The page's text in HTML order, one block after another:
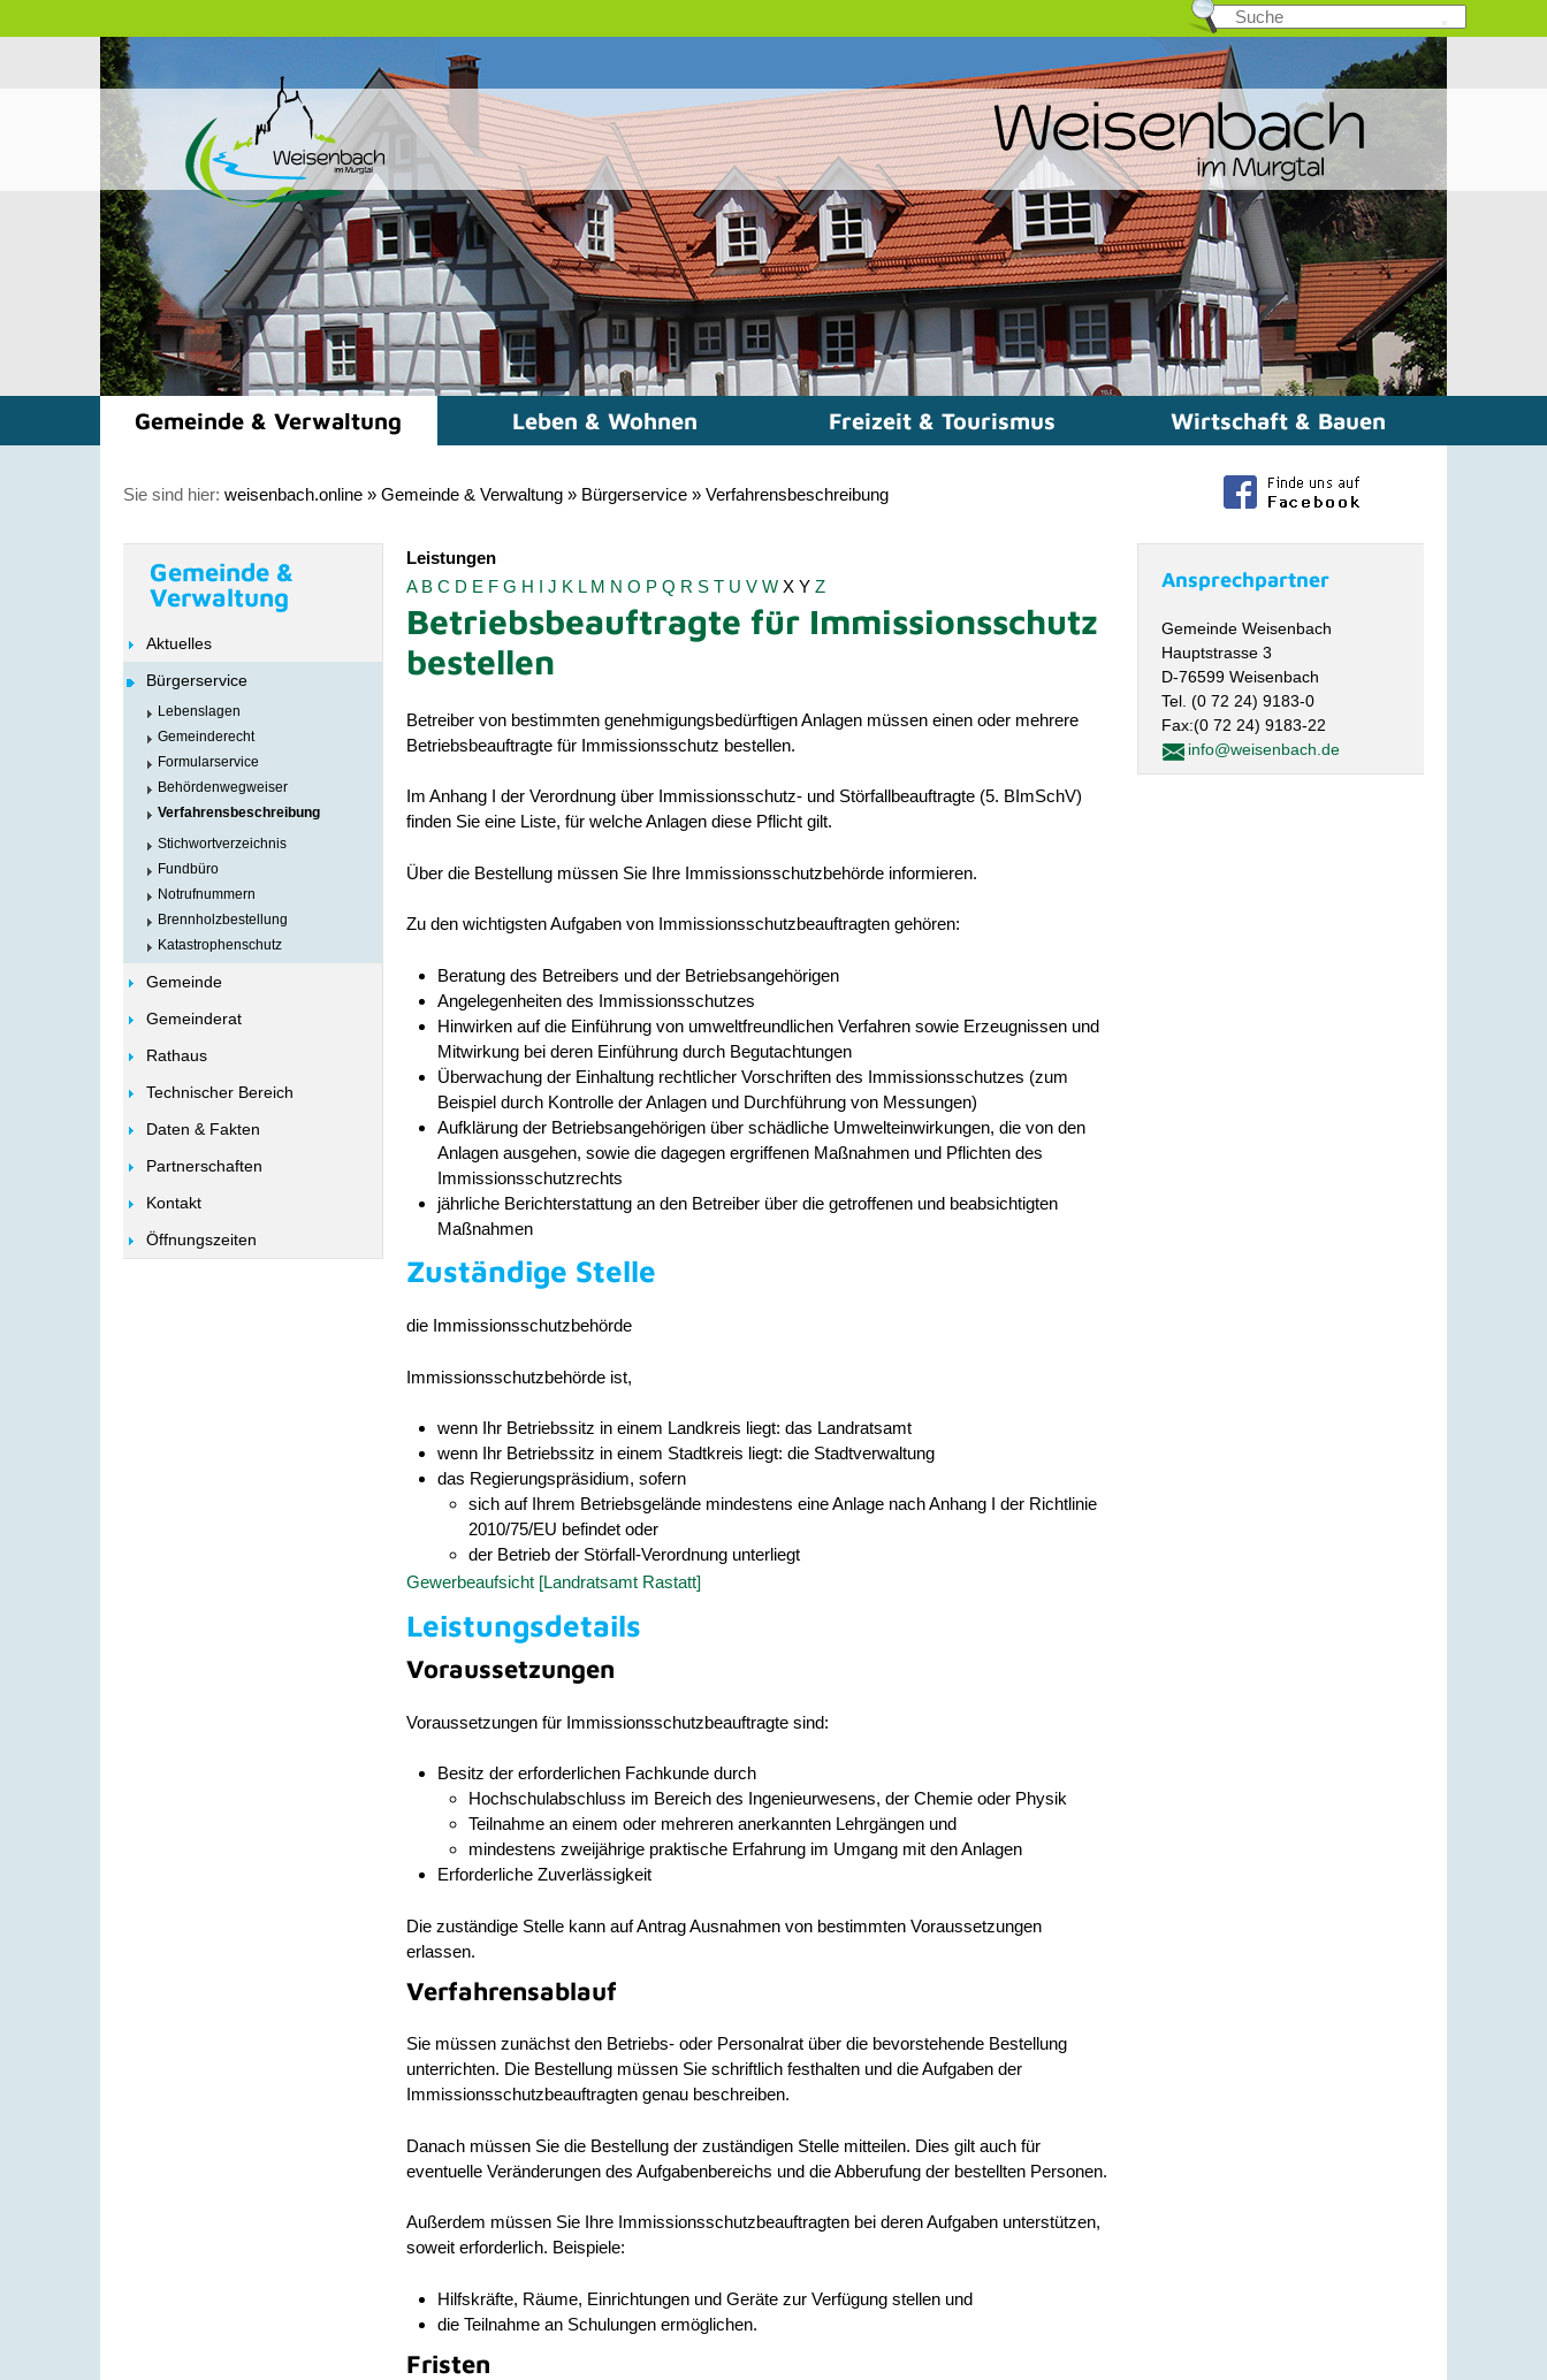
Gemeinde & Verwaltung Leben & Wohnen Freizeit & Tourismus Wirtschaft & Bauen
Sie sind hier: weisenbach.online » Gemeinde & Verwaltung » Bürgerservice » Verfahrensbeschreibung
Gemeinde &
Verwaltung
Aktuelles
Bürgerservice
Lebenslagen
Gemeinderecht
Formularservice
Behördenwegweiser
Verfahrensbeschreibung
Stichwortverzeichnis
Fundbüro
Notrufnummern
Brennholzbestellung
Katastrophenschutz
Gemeinde
Gemeinderat
Rathaus
Technischer Bereich
Daten & Fakten
Partnerschaften
Kontakt
Öffnungszeiten
Leistungen
A B C D E F G H I J K L M N O P Q R S T U V W X Y Z
Betriebsbeauftragte für Immissionsschutz
bestellen
Betreiber von bestimmten genehmigungsbedürftigen Anlagen müssen einen oder mehrere
Betriebsbeauftragte für Immissionsschutz bestellen.
Im Anhang I der Verordnung über Immissionsschutz- und Störfallbeauftragte (5. BImSchV)
finden Sie eine Liste, für welche Anlagen diese Pflicht gilt.
Über die Bestellung müssen Sie Ihre Immissionsschutzbehörde informieren.
Zu den wichtigsten Aufgaben von Immissionsschutzbeauftragten gehören:
Beratung des Betreibers und der Betriebsangehörigen
Angelegenheiten des Immissionsschutzes
Hinwirken auf die Einführung von umweltfreundlichen Verfahren sowie Erzeugnissen und
Mitwirkung bei deren Einführung durch Begutachtungen
Überwachung der Einhaltung rechtlicher Vorschriften des Immissionsschutzes (zum
Beispiel durch Kontrolle der Anlagen und Durchführung von Messungen)
Aufklärung der Betriebsangehörigen über schädliche Umwelteinwirkungen, die von den
Anlagen ausgehen, sowie die dagegen ergriffenen Maßnahmen und Pflichten des
Immissionsschutzrechts
jährliche Berichterstattung an den Betreiber über die getroffenen und beabsichtigten
Maßnahmen
Zuständige Stelle
die Immissionsschutzbehörde
Immissionsschutzbehörde ist,
wenn Ihr Betriebssitz in einem Landkreis liegt: das Landratsamt
wenn Ihr Betriebssitz in einem Stadtkreis liegt: die Stadtverwaltung
das Regierungspräsidium, sofern
sich auf Ihrem Betriebsgelände mindestens eine Anlage nach Anhang I der Richtlinie
2010/75/EU befindet oder
der Betrieb der Störfall-Verordnung unterliegt
Gewerbeaufsicht [Landratsamt Rastatt]
Leistungsdetails
Voraussetzungen
Voraussetzungen für Immissionsschutzbeauftragte sind:
Besitz der erforderlichen Fachkunde durch
Hochschulabschluss im Bereich des Ingenieurwesens, der Chemie oder Physik
Teilnahme an einem oder mehreren anerkannten Lehrgängen und
mindestens zweijährige praktische Erfahrung im Umgang mit den Anlagen
Erforderliche Zuverlässigkeit
Die zuständige Stelle kann auf Antrag Ausnahmen von bestimmten Voraussetzungen
erlassen.
Verfahrensablauf
Sie müssen zunächst den Betriebs- oder Personalrat über die bevorstehende Bestellung
unterrichten. Die Bestellung müssen Sie schriftlich festhalten und die Aufgaben der
Immissionsschutzbeauftragten genau beschreiben.
Danach müssen Sie die Bestellung der zuständigen Stelle mitteilen. Dies gilt auch für
eventuelle Veränderungen des Aufgabenbereichs und die Abberufung der bestellten Personen.
Außerdem müssen Sie Ihre Immissionsschutzbeauftragten bei deren Aufgaben unterstützen,
soweit erforderlich. Beispiele:
Hilfskräfte, Räume, Einrichtungen und Geräte zur Verfügung stellen und
die Teilnahme an Schulungen ermöglichen.
Fristen
Ansprechpartner
Gemeinde Weisenbach
Hauptstrasse 3
D-76599 Weisenbach
Tel. (0 72 24) 9183-0
Fax:(0 72 24) 9183-22
info@weisenbach.de